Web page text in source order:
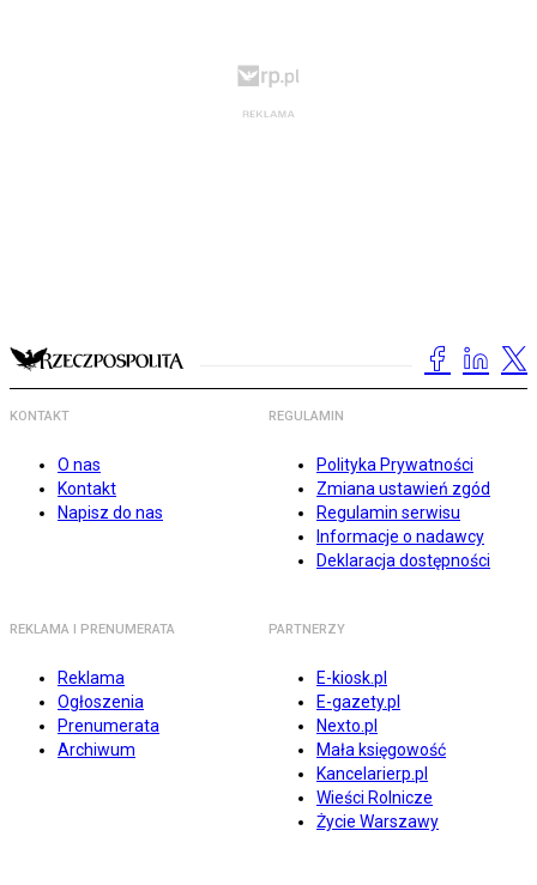
KONTAKT
O nas
Kontakt
Napisz do nas
REGULAMIN
Polityka Prywatności
Zmiana ustawień zgód
Regulamin serwisu
Informacje o nadawcy
Deklaracja dostępności
REKLAMA I PRENUMERATA
Reklama
Ogłoszenia
Prenumerata
Archiwum
PARTNERZY
E-kiosk.pl
E-gazety.pl
Nexto.pl
Mała księgowość
Kancelarierp.pl
Wieści Rolnicze
Życie Warszawy